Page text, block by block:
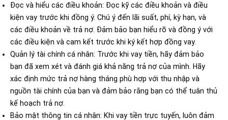
Đọc và hiểu các điều khoản: Đọc kỹ các điều khoản và điều
kiện vay trước khi đồng ý. Chú ý đến lãi suất, phí, kỳ hạn, và
các điều khoản về trả nợ. Đảm bảo bạn hiểu rõ và đồng ý với
các điều kiện và cam kết trước khi ký kết hợp đồng vay.
Quản lý tài chính cá nhân: Trước khi vay tiền, hãy đảm bảo
bạn đã xem xét và đánh giá khả năng trả nợ của mình. Hãy
xác định mức trả nợ hàng tháng phù hợp với thu nhập và
nguồn tài chính của bạn và đảm bảo rằng bạn có thể tuân thủ
kế hoạch trả nợ.
Bảo mật thông tin cá nhân: Khi vay tiền trực tuyến, luôn đảm